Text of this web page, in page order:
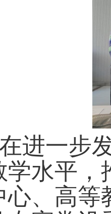
进一步
学水平
心、高等